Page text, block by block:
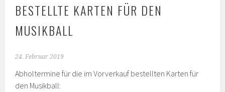
BESTELLTE KARTEN FÜR DEN
MUSIKBALL
24. Februar 2019
Abholtermine für die im Vorverkauf bestellten Karten für
den Musikball: